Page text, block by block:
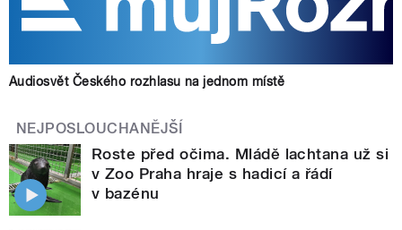
Audiosvět Českého rozhlasu na jednom místě
NEJPOSLOUCHANĚJŠÍ
Roste před očima. Mládě lachtana už si
v Zoo Praha hraje s hadicí a řádí
v bazénu